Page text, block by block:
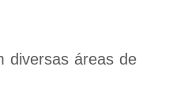
diversas áreas de